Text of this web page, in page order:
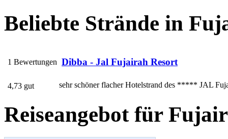
Beliebte Strände in
1 Bewertungen Dibba - Jal Fujairah Resort
sehr schöner flacher Hotelstrand des ***** JAL
4,73 gut
Reiseangebot für